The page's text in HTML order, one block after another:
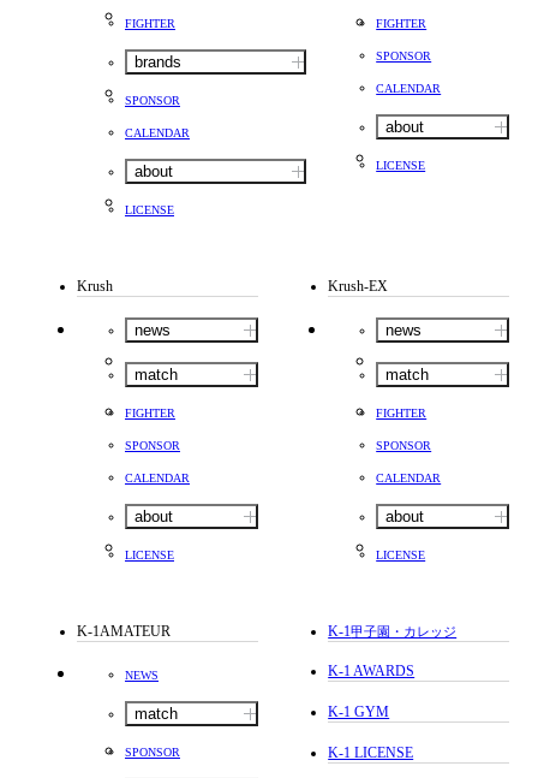
FIGHTER
brands
SPONSOR
CALENDAR
about
LICENSE
FIGHTER
SPONSOR
CALENDAR
about
LICENSE
Krush
news
match
FIGHTER
SPONSOR
CALENDAR
about
LICENSE
Krush-EX
news
match
FIGHTER
SPONSOR
CALENDAR
about
LICENSE
K-1AMATEUR
NEWS
match
SPONSOR
K-1甲子園・カレッジ
K-1 AWARDS
K-1 GYM
K-1 LICENSE